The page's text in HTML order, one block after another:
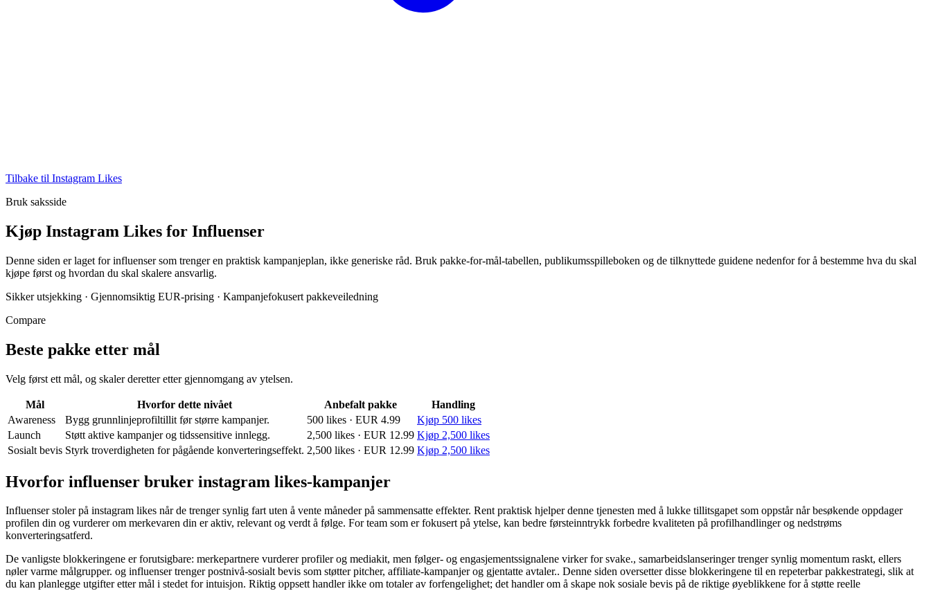
Tilbake til Instagram Likes
Bruk saksside
Kjøp Instagram Likes for Influenser
Denne siden er laget for influenser som trenger en praktisk kampanjeplan, ikke generiske råd. Bruk pakke-for-mål-tabellen, publikumsspilleboken og de tilknyttede guidene nedenfor for å bestemme hva du skal
kjøpe først og hvordan du skal skalere ansvarlig.
Sikker utsjekking · Gjennomsiktig EUR-prising · Kampanjefokusert pakkeveiledning
Compare
Beste pakke etter mål
Velg først ett mål, og skaler deretter etter gjennomgang av ytelsen.
Mål Hvorfor dette nivået Anbefalt pakke
Handling
Awareness
Bygg grunnlinjeprofiltillit før større kampanjer. 500 likes · EUR 4.99
Kjøp 500 likes
Launch
Støtt aktive kampanjer og tidssensitive innlegg. 2,500 likes · EUR 12.99 Kjøp 2,500 likes
Sosialt bevis Styrk troverdigheten for pågående konverteringseffekt. 2,500 likes · EUR 12.99 Kjøp 2,500 likes
Hvorfor influenser bruker instagram likes-kampanjer
Influenser stoler på instagram likes når de trenger synlig fart uten å vente måneder på sammensatte effekter. Rent praktisk hjelper denne tjenesten med å lukke tillitsgapet som oppstår når besøkende oppdager
profilen din og vurderer om merkevaren din er aktiv, relevant og verdt å følge. For team som er fokusert på ytelse, kan bedre førsteinntrykk forbedre kvaliteten på profilhandlinger og nedstrøms
konverteringsatferd.
De vanligste blokkeringene er forutsigbare: merkepartnere vurderer profiler og mediakit, men følger- og engasjementssignalene virker for svake., samarbeidslanseringer trenger synlig momentum raskt, ellers
nøler varme målgrupper. og influenser trenger postnivå-sosialt bevis som støtter pitcher, affiliate-kampanjer og gjentatte avtaler.. Denne siden oversetter disse blokkeringene til en repeterbar pakkestrategi, slik at
du kan planlegge utgifter etter mål i stedet for intuisjon. Riktig oppsett handler ikke om totaler av forfengelighet; det handler om å skape nok sosiale bevis på de riktige øyeblikkene for å støtte reelle